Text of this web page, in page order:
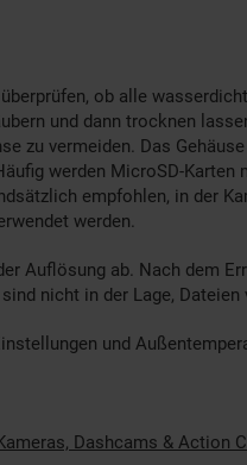
ob alle
und dann trocknen
zu vermeiden. Das
werden MicroSD-
empfohlen, in der
werden.
Auflösung ab. Nach dem
nicht in der Lage,
und
Dashcams & Action